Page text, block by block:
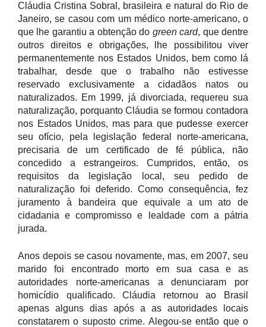
Cláudia Cristina Sobral, brasileira e natural do Rio de
Janeiro, se casou com um médico norte-americano, o
que lhe garantiu a obtenção do green card, que dentre
outros direitos e obrigações, lhe possibilitou viver
permanentemente nos Estados Unidos, bem como lá
trabalhar, desde que o trabalho não estivesse
reservado exclusivamente a cidadãos natos ou
naturalizados. Em 1999, já divorciada, requereu sua
naturalização, porquanto Cláudia se formou contadora
nos Estados Unidos, mas para que pudesse exercer
seu ofício, pela legislação federal norte-americana,
precisaria de um certificado de fé pública, não
concedido a estrangeiros. Cumpridos, então, os
requisitos da legislação local, seu pedido de
naturalização foi deferido. Como consequência, fez
juramento à bandeira que equivale a um ato de
cidadania e compromisso e lealdade com a pátria
jurada.
Anos depois se casou novamente, mas, em 2007, seu
marido foi encontrado morto em sua casa e as
autoridades norte-americanas a denunciaram por
homicídio qualificado. Cláudia retornou ao Brasil
apenas alguns dias após a as autoridades locais
constatarem o suposto crime. Alegou-se então que o